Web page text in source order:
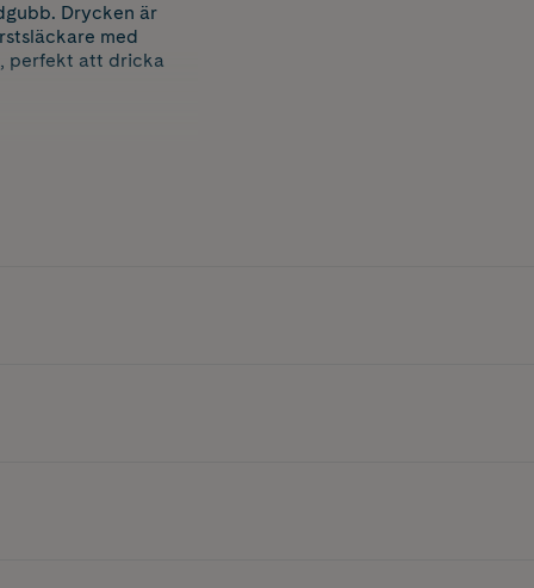
Drycken är
med
perfekt att dricka